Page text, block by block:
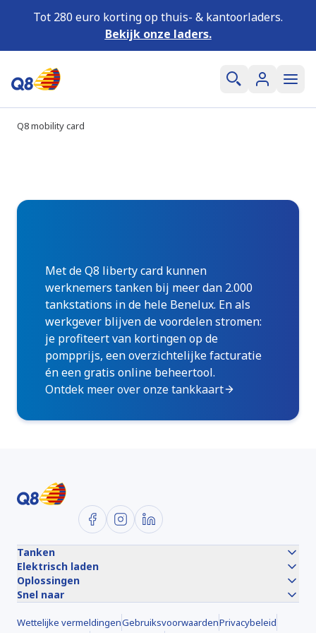
Tot 280 euro korting op thuis- & kantoorladers.
Bekijk onze laders.
Q8 mobility card
Met de Q8 liberty card kunnen
werknemers tanken bij meer dan 2.000
tankstations in de hele Benelux. En als
werkgever blijven de voordelen stromen:
je profiteert van kortingen op de
pompprijs, een overzichtelijke facturatie
én een gratis online beheertool.
Ontdek meer over onze tankkaart
Volg ons op
Tanken
Elektrisch laden
Oplossingen
Snel naar
Wettelijke vermeldingenGebruiksvoorwaardenPrivacybeleid